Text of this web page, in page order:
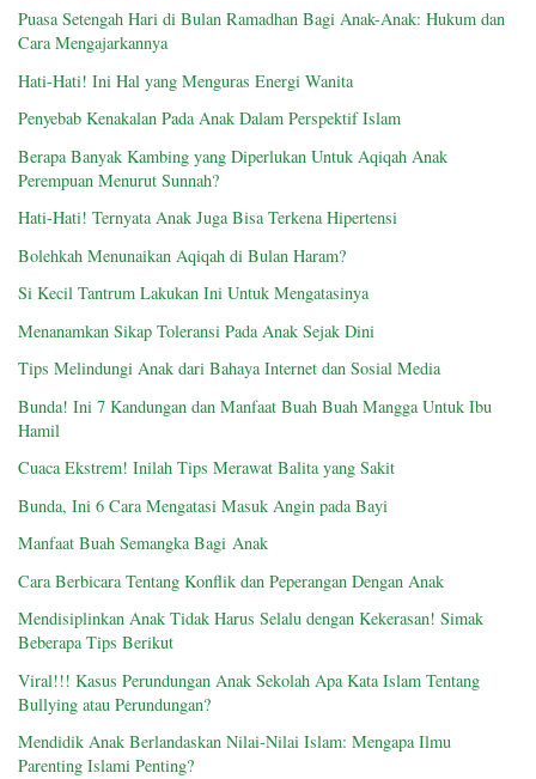
Puasa Setengah Hari di Bulan Ramadhan Bagi Anak-Anak: Hukum dan
Cara Mengajarkannya
Hati-Hati! Ini Hal yang Menguras Energi Wanita
Penyebab Kenakalan Pada Anak Dalam Perspektif Islam
Berapa Banyak Kambing yang Diperlukan Untuk Aqiqah Anak
Perempuan Menurut Sunnah?
Hati-Hati! Ternyata Anak Juga Bisa Terkena Hipertensi
Bolehkah Menunaikan Aqiqah di Bulan Haram?
Si Kecil Tantrum Lakukan Ini Untuk Mengatasinya
Menanamkan Sikap Toleransi Pada Anak Sejak Dini
Tips Melindungi Anak dari Bahaya Internet dan Sosial Media
Bunda! Ini 7 Kandungan dan Manfaat Buah Buah Mangga Untuk Ibu
Hamil
Cuaca Ekstrem! Inilah Tips Merawat Balita yang Sakit
Bunda, Ini 6 Cara Mengatasi Masuk Angin pada Bayi
Manfaat Buah Semangka Bagi Anak
Cara Berbicara Tentang Konflik dan Peperangan Dengan Anak
Mendisiplinkan Anak Tidak Harus Selalu dengan Kekerasan! Simak
Beberapa Tips Berikut
Viral!!! Kasus Perundungan Anak Sekolah Apa Kata Islam Tentang
Bullying atau Perundungan?
Mendidik Anak Berlandaskan Nilai-Nilai Islam: Mengapa Ilmu
Parenting Islami Penting?